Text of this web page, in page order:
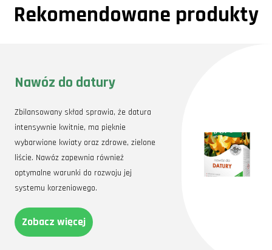
Rekomendowane produkty
Nawóz do datury
Zbilansowany skład sprawia, że datura
intensywnie kwitnie, ma pięknie
wybarwione kwiaty oraz zdrowe, zielone
liście. Nawóz zapewnia również
optymalne warunki do rozwoju jej
systemu korzeniowego.
Zobacz więcej